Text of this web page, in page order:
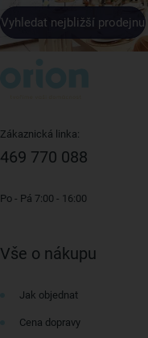
Vyhledat nejbližší prodejnu
Zákaznická linka:
469 770 088
Po - Pá 7:00 - 16:00
Vše o nákupu
Jak objednat
Cena dopravy